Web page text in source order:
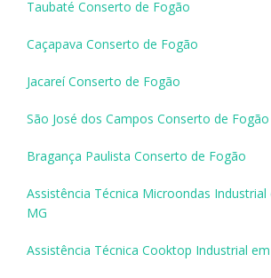
Taubaté Conserto de Fogão
Caçapava Conserto de Fogão
Jacareí Conserto de Fogão
São José dos Campos Conserto de Fogão
Bragança Paulista Conserto de Fogão
Assistência Técnica Microondas Industrial
MG
Assistência Técnica Cooktop Industrial